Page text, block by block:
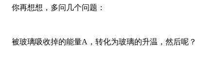
你再想想，多问几个问题：
被玻璃吸收掉的能量A，转化为玻璃的升温，然后呢？